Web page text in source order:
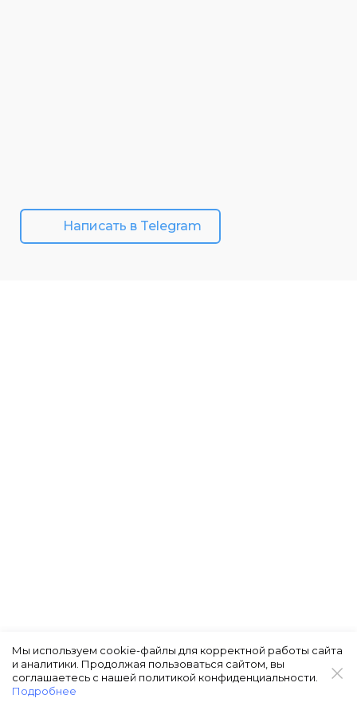
Написать в Telegram
Мы используем cookie-файлы для корректной работы сайта
и аналитики. Продолжая пользоваться сайтом, вы
соглашаетесь с нашей политикой конфиденциальности.
Подробнее